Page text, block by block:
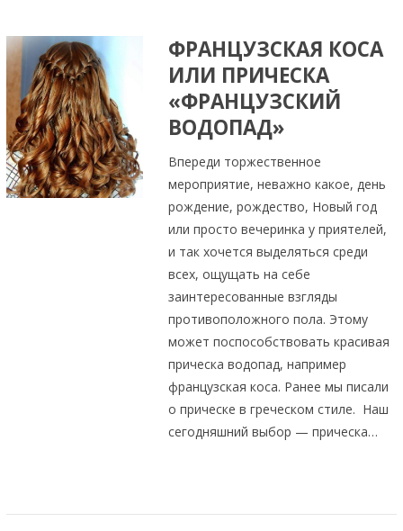
ФРАНЦУЗСКАЯ КОСА
ИЛИ ПРИЧЕСКА
«ФРАНЦУЗСКИЙ
ВОДОПАД»
Впереди торжественное
мероприятие, неважно какое, день
рождение, рождество, Новый год
или просто вечеринка у приятелей,
и так хочется выделяться среди
всех, ощущать на себе
заинтересованные взгляды
противоположного пола. Этому
может поспособствовать красивая
прическа водопад, например
французская коса. Ранее мы писали
о прическе в греческом стиле. Наш
сегодняшний выбор — прическа…